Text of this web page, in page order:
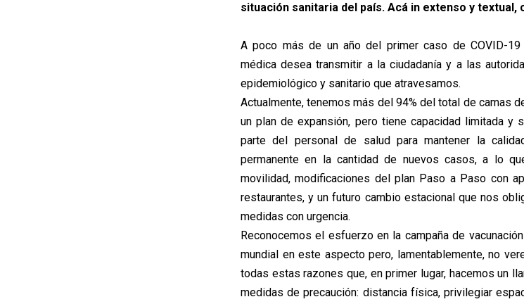
situación sanitaria del país. Acá in extenso y textual,
A poco más de un año del primer caso de COVID-
médica desea transmitir a la ciudadanía y a las
epidemiológico y sanitario que atravesamos.
Actualmente, tenemos más del 94% del total de camas
un plan de expansión, pero tiene capacidad limitada y
parte del personal de salud para mantener la
permanente en la cantidad de nuevos casos, a lo
movilidad, modificaciones del plan Paso a Paso con
restaurantes, y un futuro cambio estacional que nos
medidas con urgencia.
Reconocemos el esfuerzo en la campaña de
mundial en este aspecto pero, lamentablemente, no
todas estas razones que, en primer lugar, hacemos un
medidas de precaución: distancia física, privilegiar